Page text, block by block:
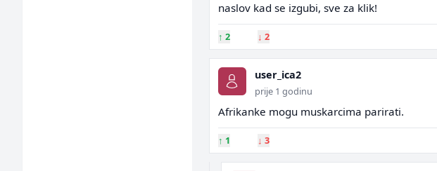
naslov kad se izgubi, sve za klik!
↑ 2 ↓ 2
user_ica2
prije 1 godinu
Afrikanke mogu muskarcima parirati.
↑ 1 ↓ 3